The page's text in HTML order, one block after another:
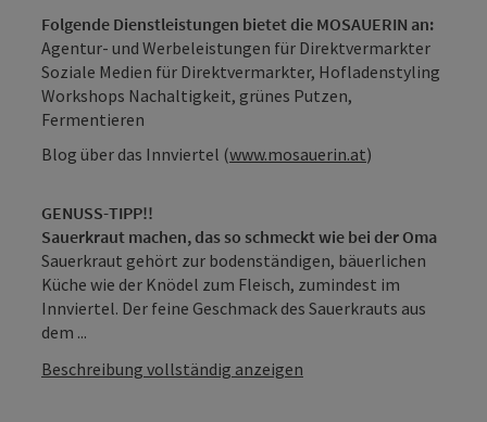
Folgende Dienstleistungen bietet die MOSAUERIN an:
Agentur- und Werbeleistungen für Direktvermarkter
Soziale Medien für Direktvermarkter, Hofladenstyling
Workshops Nachaltigkeit, grünes Putzen,
Fermentieren
Blog über das Innviertel (www.mosauerin.at)
GENUSS-TIPP!!
Sauerkraut machen, das so schmeckt wie bei der Oma
Sauerkraut gehört zur bodenständigen, bäuerlichen
Küche wie der Knödel zum Fleisch, zumindest im
Innviertel. Der feine Geschmack des Sauerkrauts aus
dem ...
Beschreibung vollständig anzeigen